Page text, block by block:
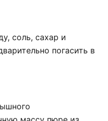
соль, сахар и
погасить в